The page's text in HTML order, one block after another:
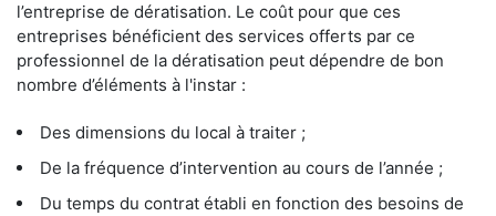
l’entreprise de dératisation. Le coût pour que ces
entreprises bénéficient des services offerts par ce
professionnel de la dératisation peut dépendre de bon
nombre d’éléments à l'instar :
Des dimensions du local à traiter ;
De la fréquence d’intervention au cours de l’année ;
Du temps du contrat établi en fonction des besoins de